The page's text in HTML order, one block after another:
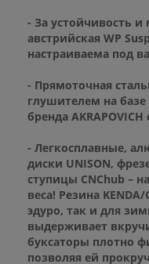
- За устойчивость и
австрийская WP
настраиваема под
- Прямоточная
глушителем на
бренда AKRAPOVICH
- Легкосплавные,
диски UNISON,
ступицы CNChub –
веса! Резина
эдуро, так и для
выдерживает
буксаторы плотно
позволяя ей